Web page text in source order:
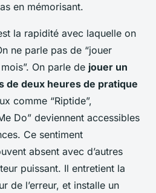
en mémorisant.
la rapidité avec laquelle on
ne parle pas de “jouer
On parle de jouer un
de deux heures de pratique
comme “Riptide”,
Do” deviennent accessibles
Ce sentiment
absent avec d’autres
puissant. Il entretient la
de l’erreur, et installe un